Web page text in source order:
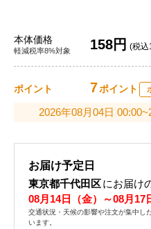
本体価格
軽減税率8%対象 158円 (税込
ポイント 7ポイント
2026年08月04日
お届け予定日
東京都千代田区にお届け
08月14日（金）～08月17
交通状況・天候の影響や注文が集中し
います。